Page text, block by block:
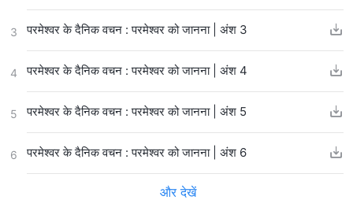
3 परमेश्वर के दैनिक वचन : परमेश्वर को जानना | अंश 3
4 परमेश्वर के दैनिक वचन : परमेश्वर को जानना | अंश 4
5 परमेश्वर के दैनिक वचन : परमेश्वर को जानना | अंश 5
6 परमेश्वर के दैनिक वचन : परमेश्वर को जानना | अंश 6
और देखें